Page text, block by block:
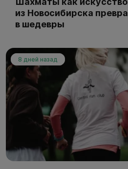
из Новосибирска
в шедевры
8 дней назад